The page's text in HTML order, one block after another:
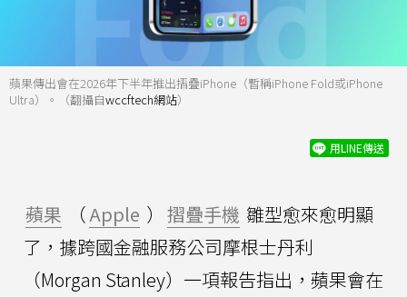
蘋果傳出會在2026年下半年推出摺疊iPhone（暫稱iPhone Fold或iPhone
Ultra）。（翻攝自wccftech網站）
用LINE傳送
蘋果 （Apple ） 摺疊手機 雛型愈來愈明顯
了，據跨國金融服務公司摩根士丹利
（Morgan Stanley）一項報告指出，蘋果會在